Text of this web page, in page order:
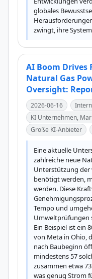
globales
zwingt, ihre
AI Boom Drives
Natural Gas
Oversight:
2026-06-16
KI Unternehmen,
Große KI-Anbieter
Eine aktuelle
zahlreiche neue
Unterstützung der
benötigt werden,
werden. Diese
Tempo und
Umweltprüfungen
Ein Beispiel ist ein
von Meta in Ohio,
nach Baubeginn
mindestens 57
zusammen etwa
was genug Strom